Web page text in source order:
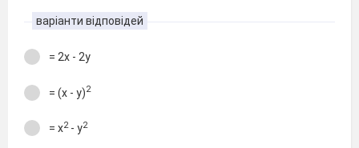
варіанти відповідей
= 2х - 2у
= (х - у)2
= х2- у2